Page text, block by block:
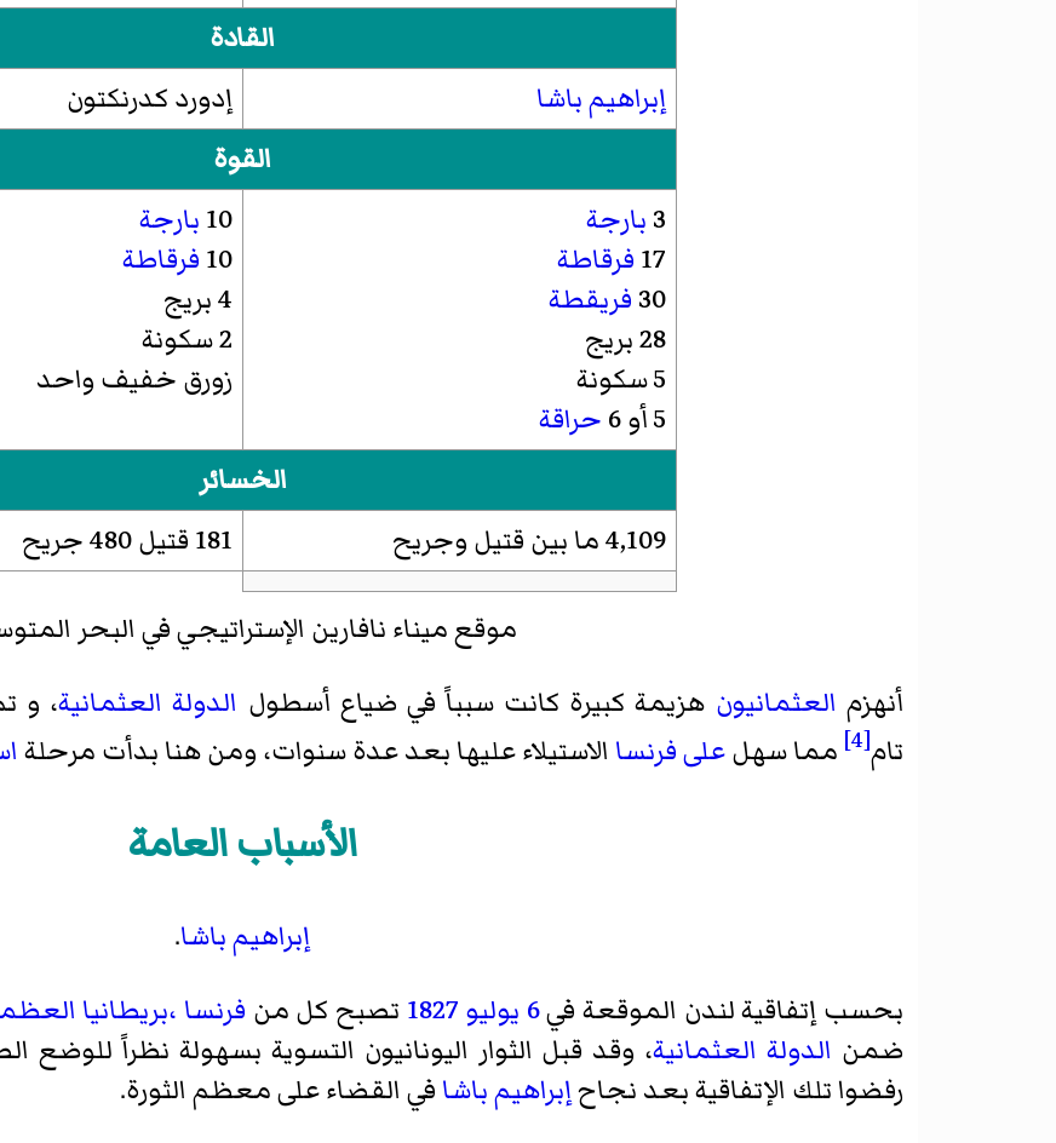
القادة
إبراهيم باشا
إدورد كدرنكتون
القوة
3 بارجة
17 فرقاطة
30 فريقطة
28 بريج
5 سكونة
5 أو 6
حراقة
10 بارجة
10 فرقاطة
4 بريج
2 سكونة
زورق خفيف واحد
الخسائر
4,109 ما بين قتيل وجريح
181 قتيل 480 جريح
موقع ميناء نافارين الإستراتيجي في البحر
أنهزم العثمانيون هزيمة كبيرة كانت سبباً في ضياع أسطول الدولة العثمانية، و
تام[4] مما سهلعلى فرنسا الاستيلاء عليها بعد عدة سنوات، ومن هنا بدأت مرحلة
الأسباب العامة
إبراهيم باشا.
بحسب إتفاقية لندن الموقعة في6 يوليو 1827 تصبح كل من فرنسا ،بريطانيا
ضمن الدولة العثمانية، وقد قبل الثوار اليونانيون التسوية بسهولة نظراً للوضع
رفضوا تلك الإتفاقية بعد نجاحإبراهيم باشا في القضاء على معظم الثورة.